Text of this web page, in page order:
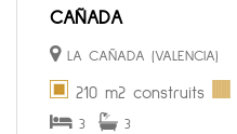
CAÑADA
LA CAÑADA (VALENCIA)
210 m2 construits
3 3